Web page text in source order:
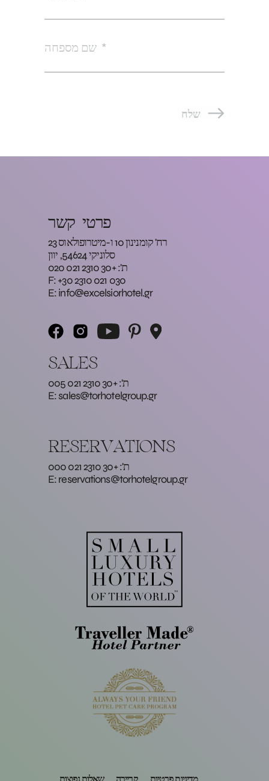
פרטי קשר
רח' קומנינון 10 ו-מיטרופולאוס 23
סלוניקי 54624, יוון
ת': +30 2310 021 020
F: +30 2310 021 030
E:info@excelsiorhotel.gr
SALES
ת': +30 2310 021 005
E:sales@torhotelgroup.gr
RESERVATIONS
ת': +30 2310 021 000
E:reservations@torhotelgroup.gr
שאלות נפוצות קריירה מדיניות פרטיות